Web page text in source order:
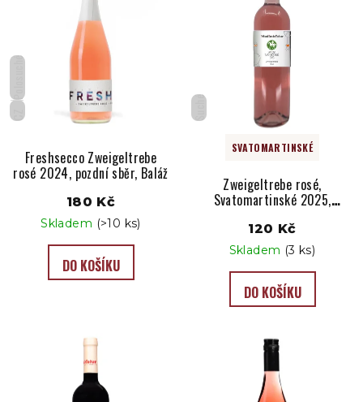
p
r
o
CZ
Freshsecco Zweigeltrebe
rosé 2024, pozdní sběr, Baláž
180 Kč
Skladem (>10 ks)
DO KOŠÍKU
Suché
SVATOMARTINSKÉ
Zweigeltrebe rosé,
Svatomartinské 2025,
120 Kč
Skladem (3 ks)
DO KOŠÍKU